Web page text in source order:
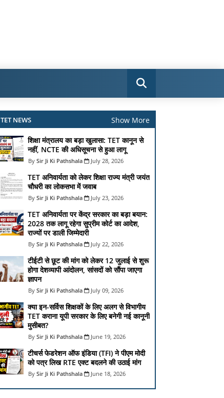
TET NEWS Show More
शिक्षा मंत्रालय का बड़ा खुलासा: TET कानून से
नहीं, NCTE की अधिसूचना से हुआ लागू
Sir Ji Ki Pathshala July 28, 2026
TET अनिवार्यता को लेकर शिक्षा राज्य मंत्री जयंत
चौधरी का लोकसभा में जवाब
Sir Ji Ki Pathshala July 23, 2026
TET अनिवार्यता पर केंद्र सरकार का बड़ा बयान:
2028 तक लागू रहेगा सुप्रीम कोर्ट का आदेश,
राज्यों पर डाली जिम्मेदारी
Sir Ji Ki Pathshala July 22, 2026
टीईटी से छूट की मांग को लेकर 12 जुलाई से शुरू
होगा देशव्यापी आंदोलन, सांसदों को सौंपा जाएगा
ज्ञापन
Sir Ji Ki Pathshala July 09, 2026
क्या इन-सर्विस शिक्षकों के लिए अलग से विभागीय
TET कराना यूपी सरकार के लिए बनेगी नई कानूनी
मुसीबत?
Sir Ji Ki Pathshala June 19, 2026
टीचर्स फेडरेशन ऑफ इंडिया (TFI) ने पीएम मोदी
को पत्र लिख RTE एक्ट बदलने की उठाई मांग
Sir Ji Ki Pathshala June 18, 2026